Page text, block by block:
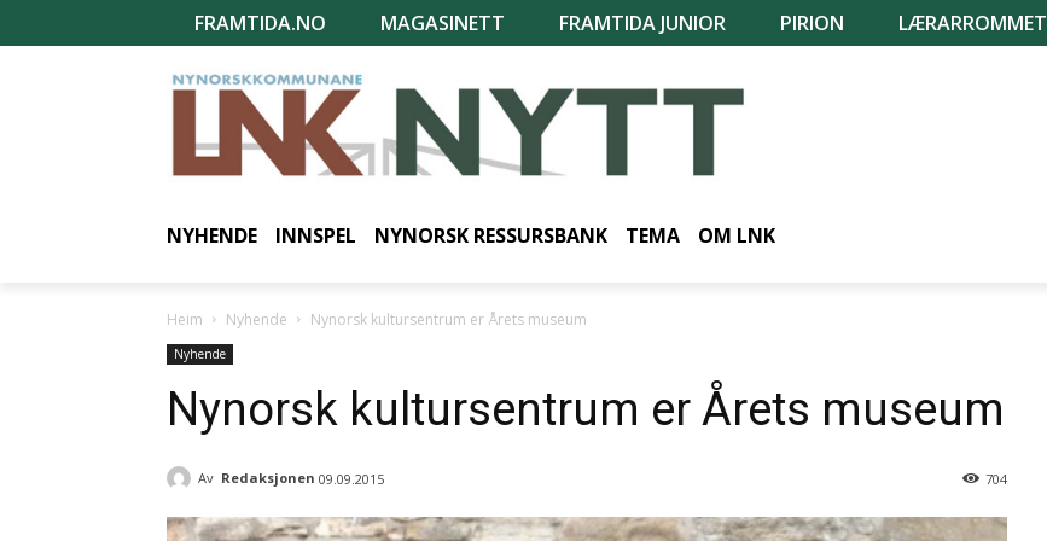
FRAMTIDA.NO MAGASINETT FRAMTIDA JUNIOR PIRION LÆRARROMMET
NYHENDE INNSPEL NYNORSK RESSURSBANK TEMA OM LNK
Heim Nyhende Nynorsk kultursentrum er Årets museum
Nyhende
Nynorsk kultursentrum er Årets museum
Av Redaksjonen 09.09.2015 704